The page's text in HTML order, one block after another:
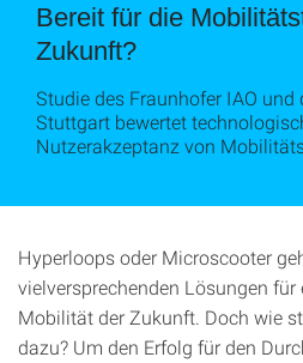
Bereit für die
Zukunft?
Studie des Fraunhofer IAO
Stuttgart bewertet
Nutzerakzeptanz von
Hyperloops oder Microscooter
vielversprechenden Lösungen
Mobilität der Zukunft. Doch wie
dazu? Um den Erfolg für den